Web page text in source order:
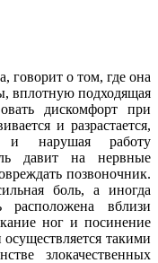
говорит о том, где она
вплотную подходящая
дискомфорт при
и разрастается,
и нарушая работу
давит на нервные
позвоночник.
боль, а иногда
расположена вблизи
ног и посинение
такими
злокачественных